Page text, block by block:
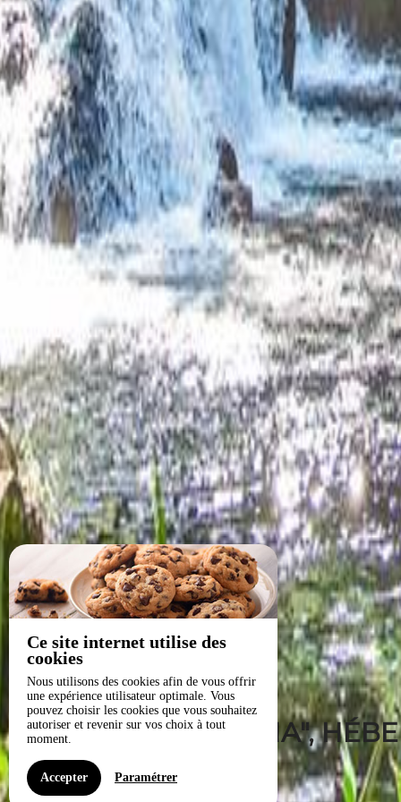
Ce site internet utilise des
cookies
Nous utilisons des cookies afin de vous offrir
une expérience utilisateur optimale. Vous
pouvez choisir les cookies que vous souhaitez
autoriser et revenir sur vos choix à tout
moment.
Accepter Paramétrer
LE "TILLANDSIA",